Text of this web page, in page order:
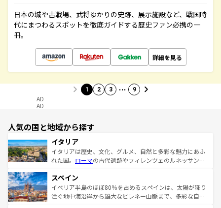
日本の城や古戦場、武将ゆかりの史跡、展示施設など、戦国時
代にまつわるスポットを徹底ガイドする歴史ファン必携の一
冊。
詳細を見る
1 2 3 … 9
AD
AD
人気の国と地域から探す
イタリア
イタリアは歴史、文化、グルメ、自然と多彩な魅力にあふ
れた国。 ローマの古代遺跡やフィレンツェのルネッサンス
ろん、トスカーナの美しい田園風景やアマルフィ海岸の絶
景など、自然景観も見逃せない。観光の合間には、本場の
ピザやパスタなど、絶品のイタリア料理を堪能することも
スペイン
イベリア半島のほぼ80％を占めるスペインは、太陽が降り
注ぐ地中海沿岸から雄大なピレネー山脈まで、多彩な自然